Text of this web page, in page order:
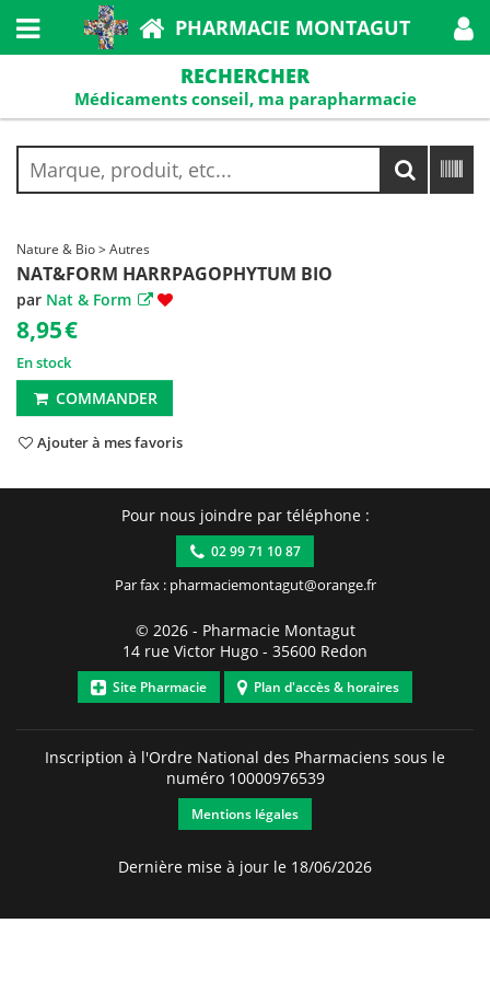
PHARMACIE MONTAGUT
RECHERCHER
Médicaments conseil, ma parapharmacie
Nature & Bio > Autres
NAT&FORM HARRPAGOPHYTUM BIO
par Nat & Form
8,95€
En stock
COMMANDER
Ajouter à mes favoris
Pour nous joindre par téléphone :
02 99 71 10 87
Par fax : pharmaciemontagut@orange.fr
© 2026 - Pharmacie Montagut
14 rue Victor Hugo - 35600 Redon
Site Pharmacie Plan d'accès & horaires
Inscription à l'Ordre National des Pharmaciens sous le
numéro 10000976539
Mentions légales
Dernière mise à jour le 18/06/2026